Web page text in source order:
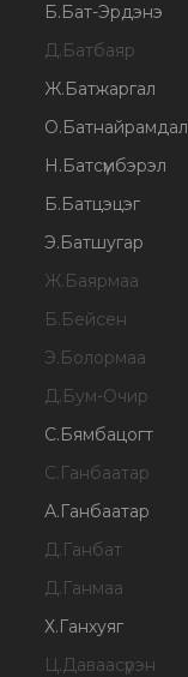
Б.Бат-Эрдэнэ
Д.Батбаяр
Ж.Батжаргал
О.Батнайрамдал
Н.Батсүмбэрэл
Б.Батцэцэг
Э.Батшугар
Ж.Баярмаа
Б.Бейсен
Э.Болормаа
Д.Бум-Очир
С.Бямбацогт
С.Ганбаатар
А.Ганбаатар
Д.Ганбат
Д.Ганмаа
Х.Ганхуяг
Ц.Даваасүрэн